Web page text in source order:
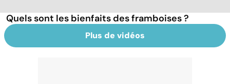
Quels sont les bienfaits des framboises ?
Plus de vidéos